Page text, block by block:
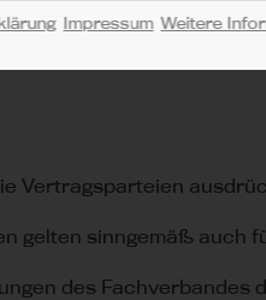
den internationalen
Vertragsparteien
gelten sinngemäß auch
des
Impressum Weitere